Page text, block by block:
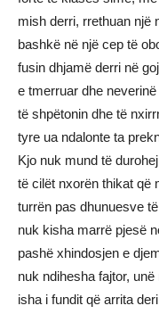
mish derri, rrethuan një
bashkë në një cep të
fusin dhjamë derri në
e tmerruar dhe
të shpëtonin dhe të
tyre ua ndalonte ta
Kjo nuk mund të
të cilët nxorën thikat që
turrën pas dhunuesve
nuk kisha marrë pjesë
pashë xhindosjen e
nuk ndihesha fajtor,
isha i fundit që arrita